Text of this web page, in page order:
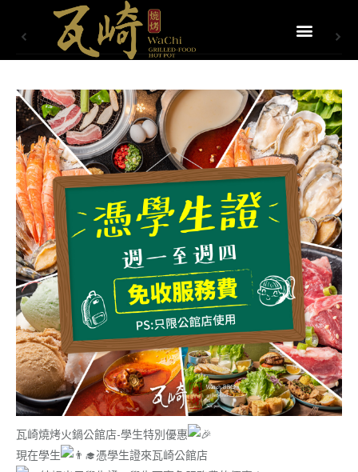
瓦崎燒烤火鍋公館店-學生特別優惠
現在學生
憑學生證來瓦崎公館店